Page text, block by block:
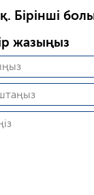
Бірінші
жазыңыз